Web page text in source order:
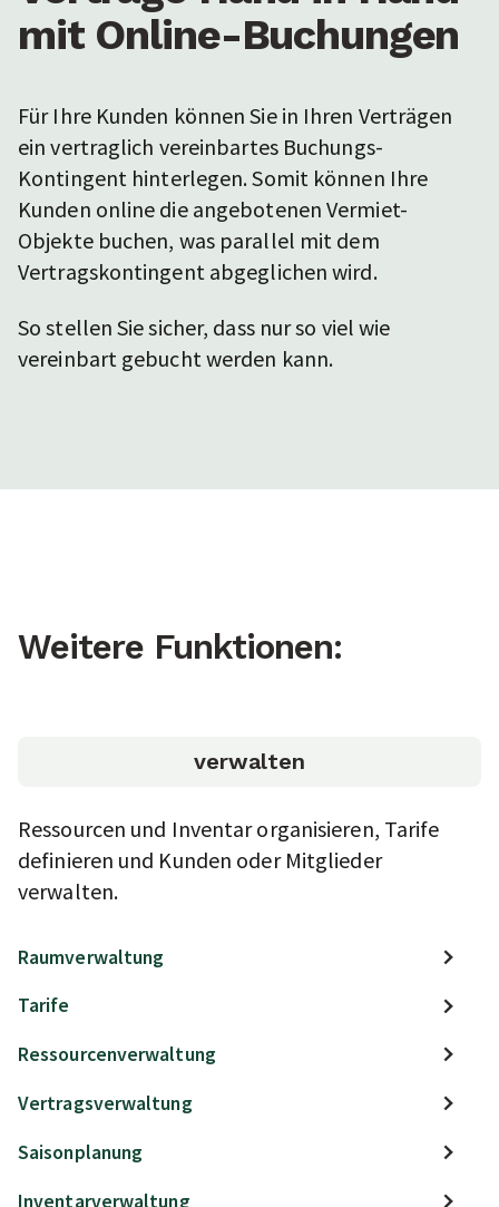
mit Online-Buchungen
Für Ihre Kunden können Sie in Ihren Verträgen
ein vertraglich vereinbartes Buchungs-
Kontingent hinterlegen. Somit können Ihre
Kunden online die angebotenen Vermiet-
Objekte buchen, was parallel mit dem
Vertragskontingent abgeglichen wird.
So stellen Sie sicher, dass nur so viel wie
vereinbart gebucht werden kann.
Weitere Funktionen:
verwalten
Ressourcen und Inventar organisieren, Tarife
definieren und Kunden oder Mitglieder
verwalten.
Raumverwaltung
Tarife
Ressourcenverwaltung
Vertragsverwaltung
Saisonplanung
Inventarverwaltung